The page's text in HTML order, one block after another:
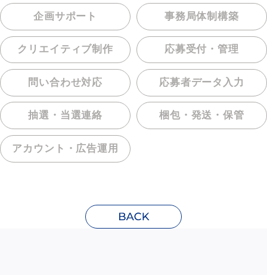
企画サポート 事務局体制構築
クリエイティブ制作 応募受付・管理
問い合わせ対応 応募者データ入力
抽選・当選連絡 梱包・発送・保管
アカウント・ 広告運用